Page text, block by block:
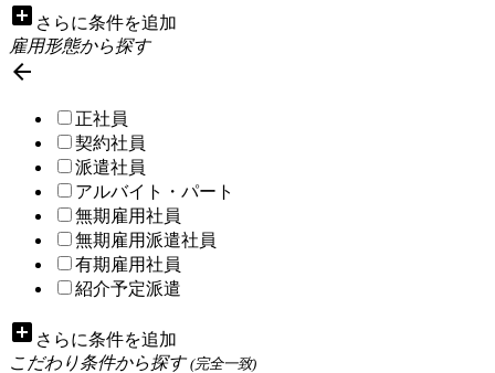
add_box さらに条件を追加
雇用形態から探す

正社員
契約社員
派遣社員
アルバイト・パート
無期雇用社員
無期雇用派遣社員
有期雇用社員
紹介予定派遣
add_box さらに条件を追加
こだわり条件から探す(完全一致)